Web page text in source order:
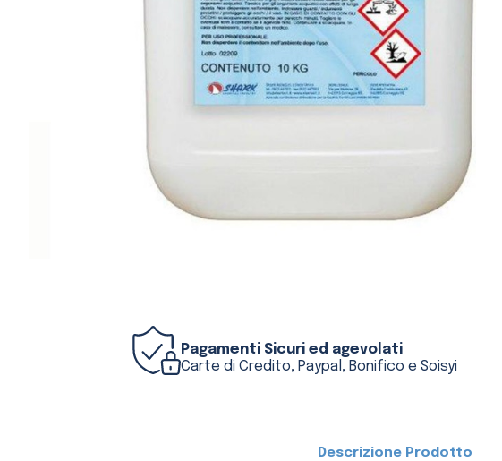
Pagamenti Sicuri ed agevolati
Carte di Credito, Paypal, Bonifico e Soisyi
Descrizione Prodotto